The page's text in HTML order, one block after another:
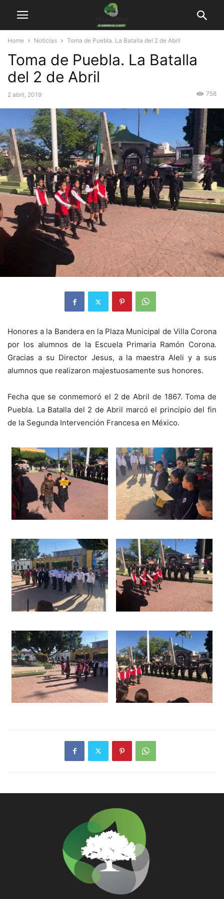
Home Noticias Toma de Puebla. La Batalla del 2 de Abril
Toma de Puebla. La Batalla
del 2 de Abril
2 abril, 2019 758
Honores a la Bandera en la Plaza Municipal de Villa Corona
por los alumnos de la Escuela Primaria Ramón Corona.
Gracias a su Director Jesus, a la maestra Aleli y a sus
alumnos que realizaron majestuosamente sus honores.
Fecha que se conmemoró el 2 de Abril de 1867. Toma de
Puebla. La Batalla del 2 de Abril marcó el principio del fin
de la Segunda Intervención Francesa en México.